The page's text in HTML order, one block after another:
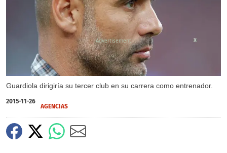
Guardiola dirigiría su tercer club en su carrera como entrenador.
X
2015-11-26
AGENCIAS